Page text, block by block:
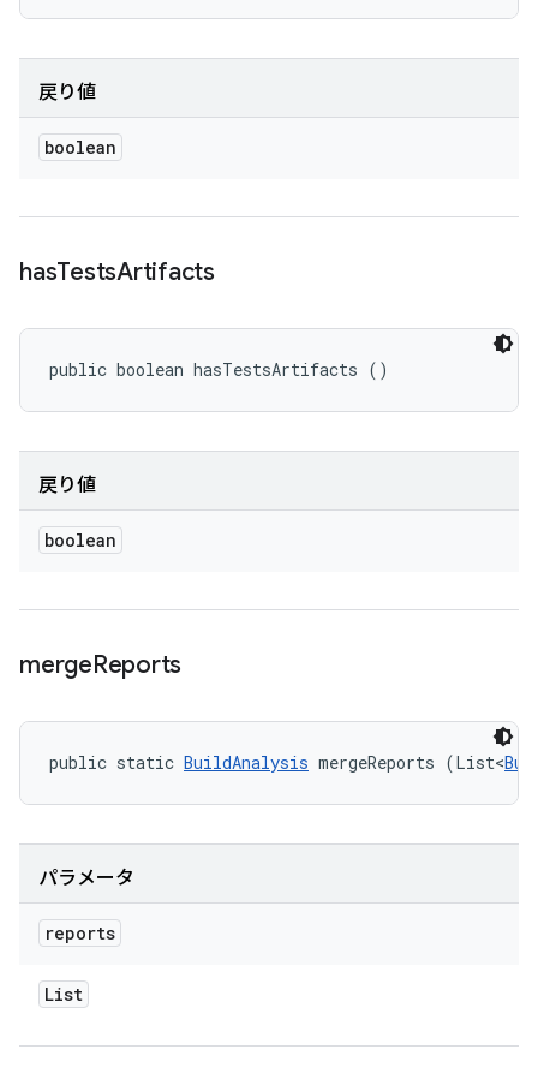
戻り値
boolean
hasTestsArtifacts
public boolean hasTestsArtifacts ()
戻り値
boolean
mergeReports
public static BuildAnalysis mergeReports (List<
パラメータ
reports
List